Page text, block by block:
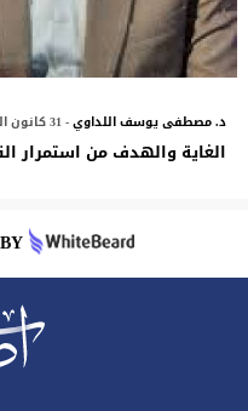
د. مصطفى يوسف اللداوي- 31 كانون الثاني 2026
الغاية والهدف من استمرار